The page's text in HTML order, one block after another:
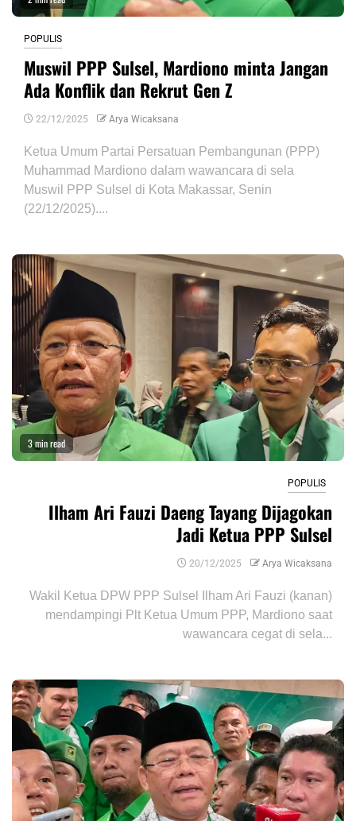
POPULIS
Muswil PPP Sulsel, Mardiono minta Jangan
Ada Konflik dan Rekrut Gen Z
22/12/2025 Arya Wicaksana
Ketua Umum Partai Persatuan Pembangunan (PPP)
Muhammad Mardiono dalam wawancara di sela
Muswil PPP Sulsel di Kota Makassar, Senin
(22/12/2025)....
3 min read
POPULIS
Ilham Ari Fauzi Daeng Tayang Dijagokan
Jadi Ketua PPP Sulsel
20/12/2025 Arya Wicaksana
Wakil Ketua DPW PPP Sulsel Ilham Ari Fauzi (kanan)
mendampingi Plt Ketua Umum PPP, Mardiono saat
wawancara cegat di sela...